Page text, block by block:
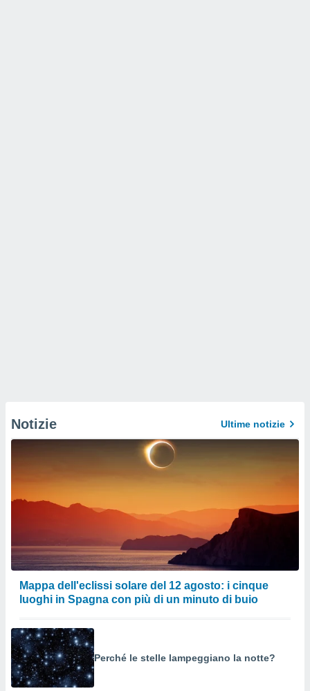
Notizie Ultime notizie
Mappa dell'eclissi solare del 12 agosto: i cinque
luoghi in Spagna con più di un minuto di buio
Perché le stelle lampeggiano la notte?